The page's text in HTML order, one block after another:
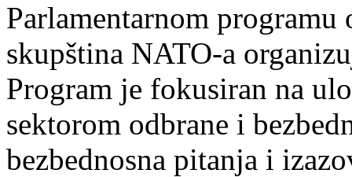
Parlamentarnom
skupština NATO-a
Program je fokusiran na
sektorom odbrane i
bezbednosna pitanja i